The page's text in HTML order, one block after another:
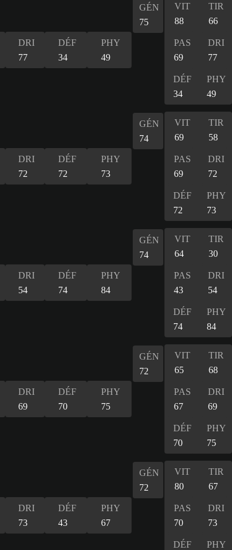
DRI
77
DÉF
34
PHY
49
GÉN
75
VIT
88
TIR
66
PAS
69
DRI
77
DÉF
34
PHY
49
DRI
72
DÉF
72
PHY
73
GÉN
74
VIT
69
TIR
58
PAS
69
DRI
72
DÉF
72
PHY
73
DRI
54
DÉF
74
PHY
84
GÉN
74
VIT
64
TIR
30
PAS
43
DRI
54
DÉF
74
PHY
84
DRI
69
DÉF
70
PHY
75
GÉN
72
VIT
65
TIR
68
PAS
67
DRI
69
DÉF
70
PHY
75
DRI
73
DÉF
43
PHY
67
GÉN
72
VIT
80
TIR
67
PAS
70
DRI
73
DÉF
PHY